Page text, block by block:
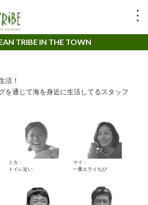
TRIBE IN THE TOWN
活！
を通じて海を身近に生活してるスタッフ
ミカ：
トイレ近い
マイ：
一番エライちび